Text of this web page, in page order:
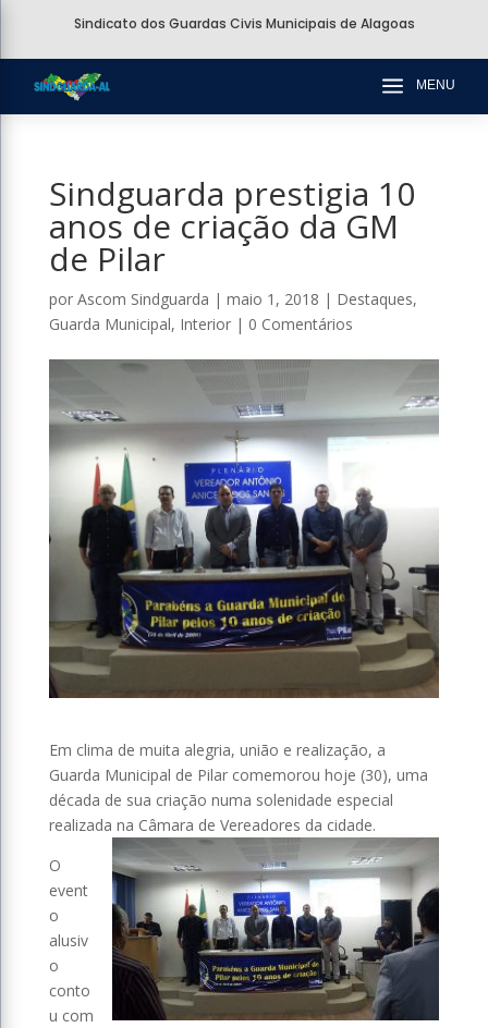
Sindicato dos Guardas Civis Municipais de Alagoas
a MENU
Sindguarda prestigia 10
anos de criação da GM
de Pilar
por Ascom Sindguarda | maio 1, 2018 | Destaques,
Guarda Municipal, Interior| 0 Comentários
Em clima de muita alegria, união e realização, a
Guarda Municipal de Pilar comemorou hoje (30), uma
década de sua criação numa solenidade especial
realizada na Câmara de Vereadores da cidade.
O
event
o
alusiv
o
conto
u com